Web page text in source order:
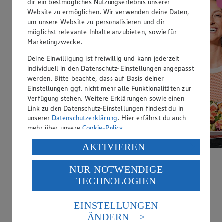
Sommerfrische auf dem Teller
Jetzt wird’s bunt: knackige Sommersalate und erfrischende
Drink-Rezepte!
Website zu ermöglichen. Wir verwenden deine Daten,
um unsere Website zu personalisieren und dir
möglichst relevante Inhalte anzubieten, sowie für
Marketingzwecke.
Deine Einwilligung ist freiwillig und kann jederzeit
individuell in den Datenschutz-Einstellungen angepasst
werden. Bitte beachte, dass auf Basis deiner
Einstellungen ggf. nicht mehr alle Funktionalitäten zur
Verfügung stehen. Weitere Erklärungen sowie einen
Link zu den Datenschutz-Einstellungen findest du in
unserer Datenschutzerklärung. Hier erfährst du auch
mehr über unsereCookie-Policy.
Verarbeitung deiner personenbezogenen Daten in den
USA durch Facebook und YouTube:
Wenn du auf „Aktivieren“ klickst, willigst du im Sinne
des Art. 49 Abs. 1 Satz 1 lit. a) DSGVO ein, dass deine
Daten in den USA verarbeitet werden. Der EuGH sieht
die USA als Land mit einem nach europäischen
Standards nicht angemessenen Datenschutzniveau an.
AKTIVIEREN
NUR NOTWENDIGE
TECHNOLOGIEN
EINSTELLUNGEN
ÄNDERN